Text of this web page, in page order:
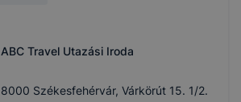
ABC Travel Utazási Iroda
8000 Székesfehérvár, Várkörút 15. 1/2.